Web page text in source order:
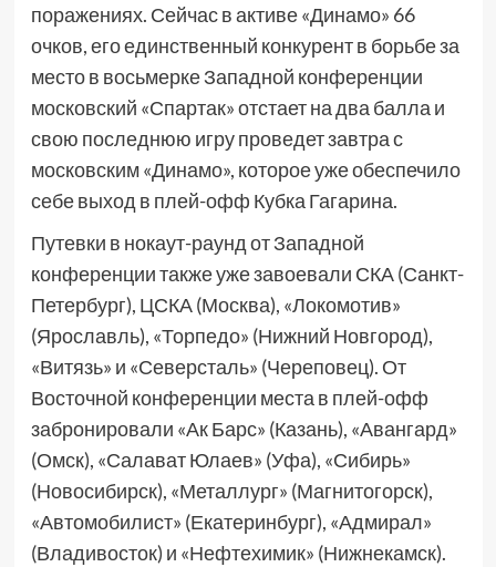
поражениях. Сейчас в активе «Динамо» 66
очков, его единственный конкурент в борьбе за
место в восьмерке Западной конференции
московский «Спартак» отстает на два балла и
свою последнюю игру проведет завтра с
московским «Динамо», которое уже обеспечило
себе выход в плей-офф Кубка Гагарина.
Путевки в нокаут-раунд от Западной
конференции также уже завоевали СКА (Санкт-
Петербург), ЦСКА (Москва), «Локомотив»
(Ярославль), «Торпедо» (Нижний Новгород),
«Витязь» и «Северсталь» (Череповец). От
Восточной конференции места в плей-офф
забронировали «Ак Барс» (Казань), «Авангард»
(Омск), «Салават Юлаев» (Уфа), «Сибирь»
(Новосибирск), «Металлург» (Магнитогорск),
«Автомобилист» (Екатеринбург), «Адмирал»
(Владивосток) и «Нефтехимик» (Нижнекамск).